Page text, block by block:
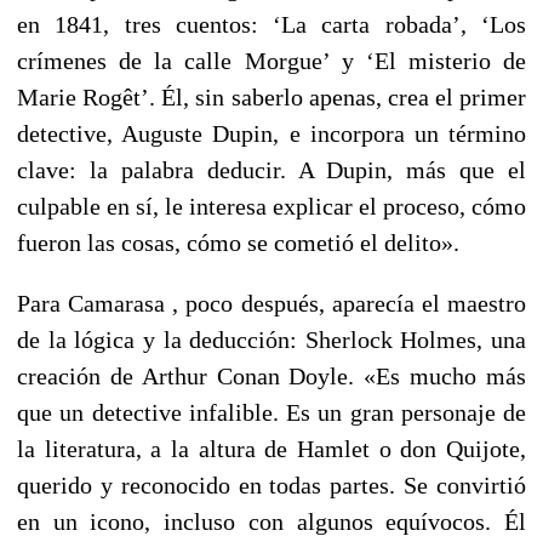
en 1841, tres cuentos: ‘La carta robada’, ‘Los
crímenes de la calle Morgue’ y ‘El misterio de
Marie Rogêt’. Él, sin saberlo apenas, crea el primer
detective, Auguste Dupin, e incorpora un término
clave: la palabra deducir. A Dupin, más que el
culpable en sí, le interesa explicar el proceso, cómo
fueron las cosas, cómo se cometió el delito».
Para Camarasa , poco después, aparecía el maestro
de la lógica y la deducción: Sherlock Holmes, una
creación de Arthur Conan Doyle. «Es mucho más
que un detective infalible. Es un gran personaje de
la literatura, a la altura de Hamlet o don Quijote,
querido y reconocido en todas partes. Se convirtió
en un icono, incluso con algunos equívocos. Él